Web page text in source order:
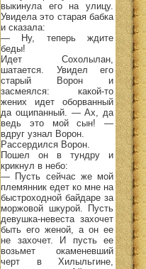
выкинула его на улицу.
Увидела это старая бабка
и сказала:
— Ну, теперь ждите
беды!
Идет Сохолылан,
шатается. Увидел его
старый Ворон и
засмеялся: какой-то
жених идет оборванный
да ощипанный. — Ах, да
ведь это мой сын! —
вдруг узнал Ворон.
Рассердился Ворон.
Пошел он в тундру и
крикнул в небо:
— Пусть сейчас же мой
племянник едет ко мне на
быстроходной байдаре за
моржовой шкурой. Пусть
девушка-невеста захочет
быть его женой, а он ее
не захочет. И пусть ее
возьмет окаменевший
черт в Хилыльгине,